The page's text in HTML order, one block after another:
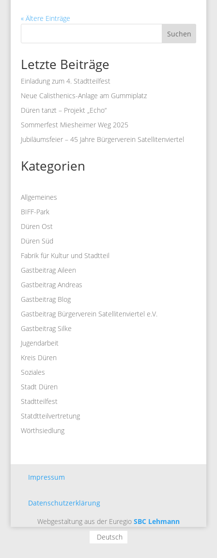
« Ältere Einträge
Suchen
Letzte Beiträge
Einladung zum 4. Stadtteilfest
Neue Calisthenics-Anlage am Gummiplatz
Düren tanzt – Projekt „Echo“
Sommerfest Miesheimer Weg 2025
Jubiläumsfeier – 45 Jahre Bürgerverein Satellitenviertel
Kategorien
Allgemeines
BIFF-Park
Düren Ost
Düren Süd
Fabrik für Kultur und Stadtteil
Gastbeitrag Aileen
Gastbeitrag Andreas
Gastbeitrag Blog
Gastbeitrag Bürgerverein Satellitenviertel e.V.
Gastbeitrag Silke
Jugendarbeit
Kreis Düren
Soziales
Stadt Düren
Stadtteilfest
Statdtteilvertretung
Wörthsiedlung
Impressum
Datenschutzerklärung
Webgestaltung aus der Euregio SBC Lehmann
Deutsch